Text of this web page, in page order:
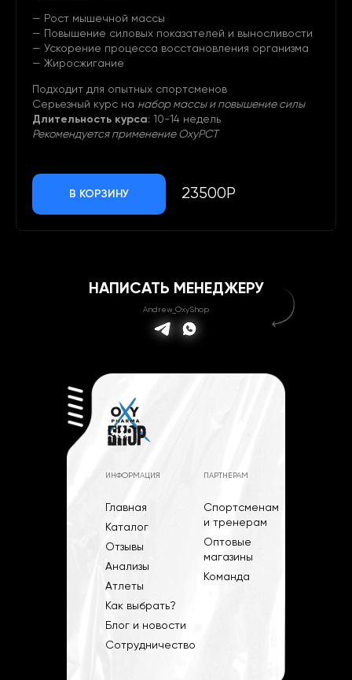
— Рост мышечной массы
— Повышение силовых показателей и выносливости
— Ускорение процесса восстановления организма
— Жиросжигание
Подходит для опытных спортсменов
Серьезный курс на набор массы и повышение силы
Длительность курса: 10-14 недель
Рекомендуется применение OxyPCT
В КОРЗИНУ 23500Р
НАПИСАТЬ МЕНЕДЖЕРУ
Andrew_OxyShop
ИНФОРМАЦИЯ
Главная
Каталог
Отзывы
Анализы
Атлеты
Как выбрать?
Блог и новости
Сотрудничество
ПАРТНЕРАМ
Спортсменам
и тренерам
Оптовые
магазины
Команда